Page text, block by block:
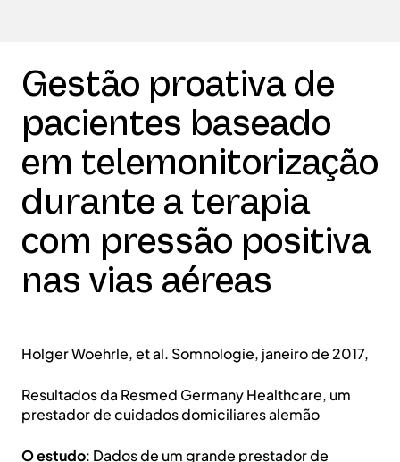
Gestão proativa de
pacientes baseado
em telemonitorização
durante a terapia
com pressão positiva
nas vias aéreas
Holger Woehrle, et al. Somnologie, janeiro de 2017,
Resultados da Resmed Germany Healthcare, um
prestador de cuidados domiciliares alemão
O estudo: Dados de um grande prestador de